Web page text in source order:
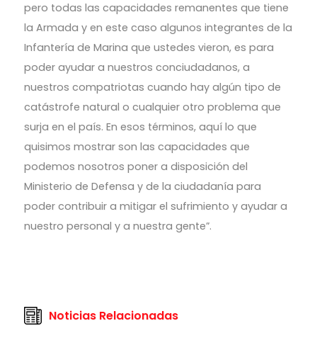
pero todas las capacidades remanentes que tiene
la Armada y en este caso algunos integrantes de la
Infantería de Marina que ustedes vieron, es para
poder ayudar a nuestros conciudadanos, a
nuestros compatriotas cuando hay algún tipo de
catástrofe natural o cualquier otro problema que
surja en el país. En esos términos, aquí lo que
quisimos mostrar son las capacidades que
podemos nosotros poner a disposición del
Ministerio de Defensa y de la ciudadanía para
poder contribuir a mitigar el sufrimiento y ayudar a
nuestro personal y a nuestra gente”.
Noticias Relacionadas